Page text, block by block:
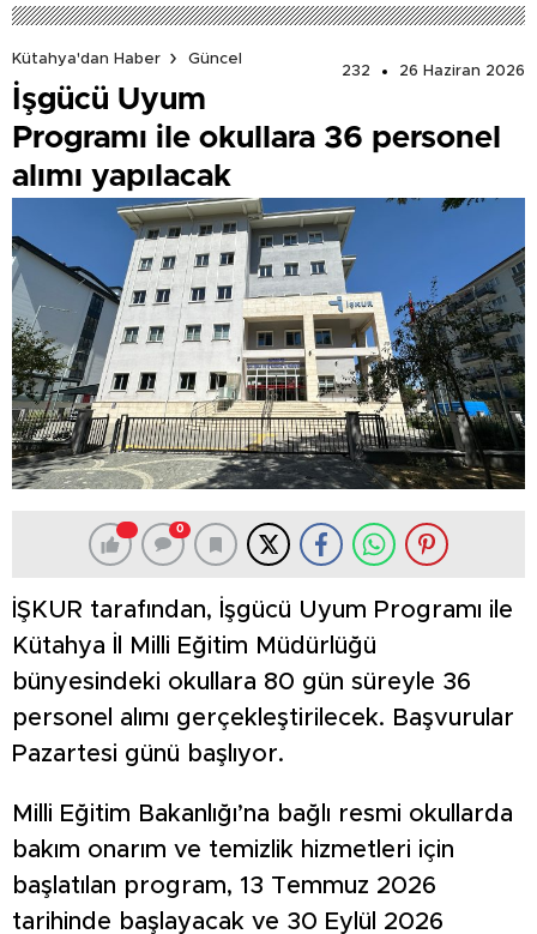
Kütahya'dan Haber
Güncel
232
26 Haziran 2026
İşgücü Uyum
Programı ile okullara 36 personel
alımı yapılacak
0
İŞKUR tarafından, İşgücü Uyum Programı ile
Kütahya İl Milli Eğitim Müdürlüğü
bünyesindeki okullara 80 gün süreyle 36
personel alımı gerçekleştirilecek. Başvurular
Pazartesi günü başlıyor.
Milli Eğitim Bakanlığı’na bağlı resmi okullarda
bakım onarım ve temizlik hizmetleri için
başlatılan program, 13 Temmuz 2026
tarihinde başlayacak ve 30 Eylül 2026